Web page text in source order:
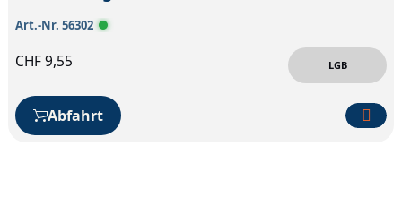
Art.-Nr. 56302
CHF9,55 LGB
Abfahrt